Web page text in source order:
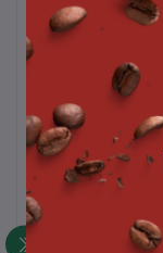
ด้วยประสบกา
ดีที่สุด ทางบริษั
เนื่อง จนได้
คุณภาพมาแล้วเ
รสชาติที่ได้
Body ที่หนักแน่
Latte ในสไตล์
*จำหน่าย ในปริ